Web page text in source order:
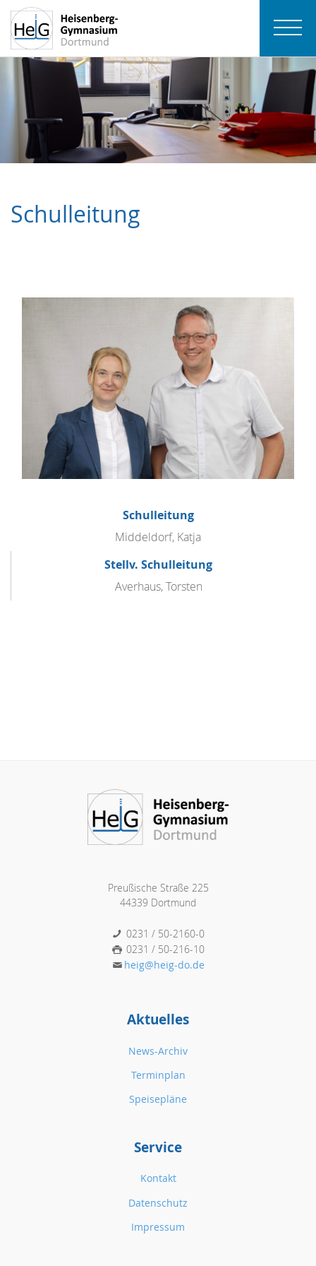
Schulleitung
Schulleitung
Middeldorf, Katja
Stellv. Schulleitung
Averhaus, Torsten
Preußische Straße 225
44339 Dortmund
0231 / 50-2160-0
0231 / 50-216-10
heig@heig-do.de
Aktuelles
News-Archiv
Terminplan
Speisepläne
Service
Kontakt
Datenschutz
Impressum